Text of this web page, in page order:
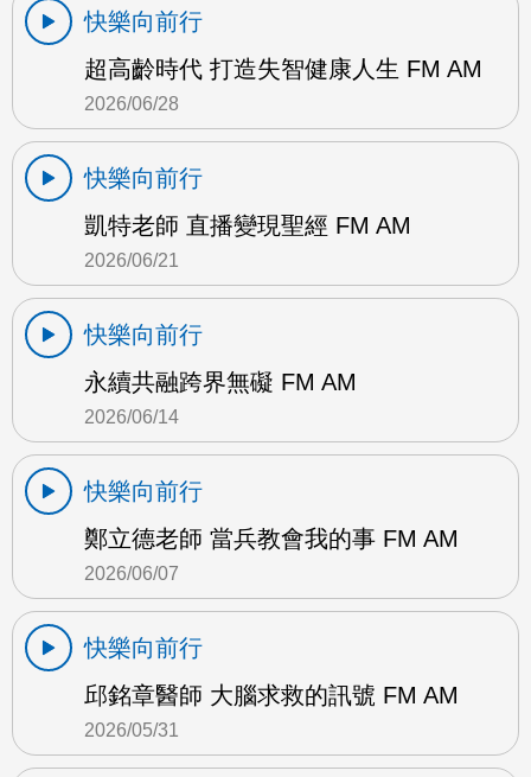
快樂向前行
超高齡時代 打造失智健康人生 FM AM
2026/06/28
快樂向前行
凱特老師 直播變現聖經 FM AM
2026/06/21
快樂向前行
永續共融跨界無礙 FM AM
2026/06/14
快樂向前行
鄭立德老師 當兵教會我的事 FM AM
2026/06/07
快樂向前行
邱銘章醫師 大腦求救的訊號 FM AM
2026/05/31